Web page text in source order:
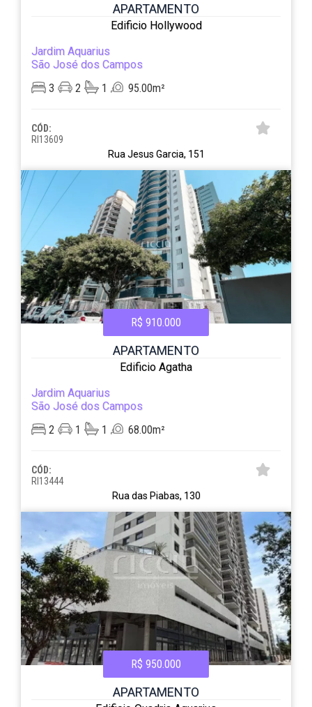
APARTAMENTO
Edificio Hollywood
Jardim Aquarius
São José dos Campos
3
2 1 95.00m²
CÓD:
RI13609
Rua Jesus Garcia, 151
R$ 910.000
APARTAMENTO
Edificio Agatha
Jardim Aquarius
São José dos Campos
2
1 1 68.00m²
CÓD:
RI13444
Rua das Piabas, 130
R$ 950.000
APARTAMENTO